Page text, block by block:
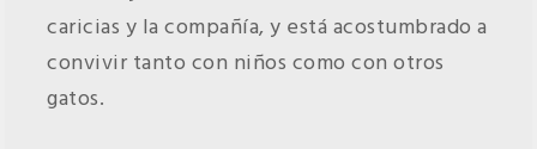
caricias y la compañía, y está acostumbrado a
convivir tanto con niños como con otros
gatos.